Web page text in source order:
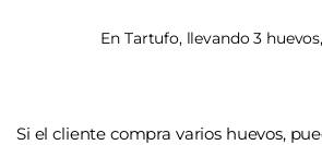
En Tartufo, llevando 3
Si el cliente compra varios huevos,